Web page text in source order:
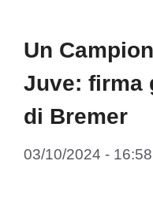
Un
Juve: firma
di Bremer
03/10/2024 - 16:58